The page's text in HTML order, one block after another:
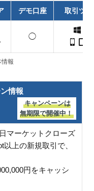
デモ口座 取引ツ
◯
報
情報
キャンペーンは
無期限で開催中！
マーケットクローズ
上の新規取引で、
円をキャッシ